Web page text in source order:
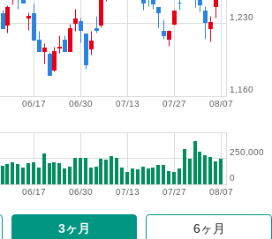
08/07
07/27
07/13
06/30
06/17
1,160
1,230
08/07
07/27
07/13
06/30
06/17
0
250,000
3ヶ月 6ヶ月